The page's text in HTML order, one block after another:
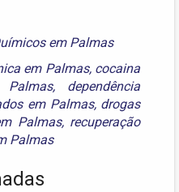
em Palmas
em Palmas, cocaina
, dependência
em Palmas, drogas
Palmas, recuperação
Palmas